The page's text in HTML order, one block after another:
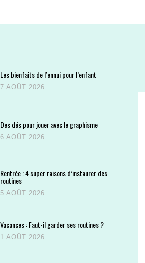
Les bienfaits de l’ennui pour l’enfant
7 AOÛT 2026
Des dés pour jouer avec le graphisme
6 AOÛT 2026
Rentrée : 4 super raisons d’instaurer des
routines
5 AOÛT 2026
Vacances : Faut-il garder ses routines ?
1 AOÛT 2026